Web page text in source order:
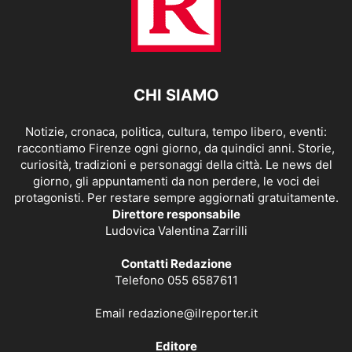
CHI SIAMO
Notizie, cronaca, politica, cultura, tempo libero, eventi:
raccontiamo Firenze ogni giorno, da quindici anni. Storie,
curiosità, tradizioni e personaggi della città. Le news del
giorno, gli appuntamenti da non perdere, le voci dei
protagonisti. Per restare sempre aggiornati gratuitamente.
Direttore responsabile
Ludovica Valentina Zarrilli
Contatti Redazione
Telefono 055 6587611
Email redazione@ilreporter.it
Editore